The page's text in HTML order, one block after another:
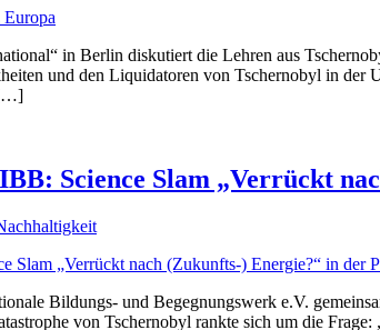
in Berlin diskutiert die Lehren aus
und den Liquidatoren von Tschernobyl in
[…]
Science Slam „Verrückt
Bildungs- und Begegnungswerk e.V.
von Tschernobyl rankte sich um die